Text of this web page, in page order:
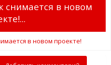
снимается в новом